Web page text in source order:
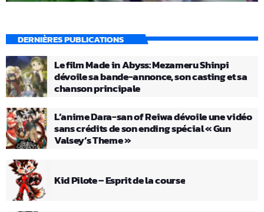
DERNIÈRES PUBLICATIONS
Le film Made in Abyss: Mezameru Shinpi
dévoile sa bande-annonce, son casting et sa
chanson principale
L’anime Dara-san of Reiwa dévoile une vidéo
sans crédits de son ending spécial « Gun
Valsey’s Theme »
Kid Pilote – Esprit de la course